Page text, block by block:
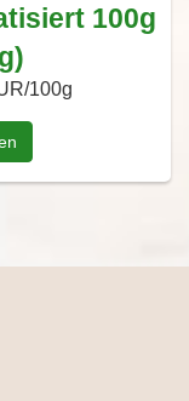
100g
100g